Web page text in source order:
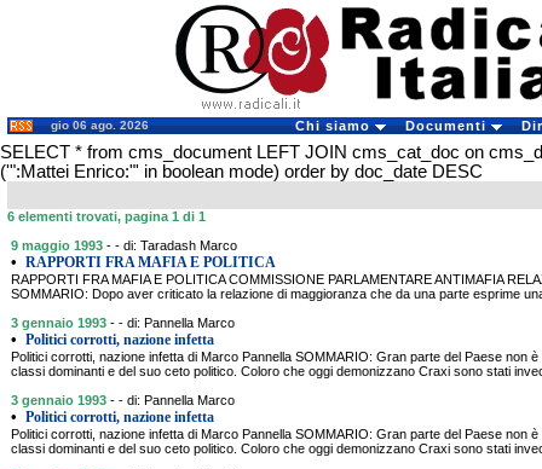
gio 06 ago. 2026 Chi siamo Documenti
SELECT * from cms_document LEFT JOIN cms_cat_doc on
('":Mattei Enrico:"' in boolean mode) order by doc_date DESC
6 elementi trovati, pagina 1 di 1
9 maggio 1993 - - di: Taradash Marco
• RAPPORTI FRA MAFIA E POLITICA
RAPPORTI FRA MAFIA E POLITICA COMMISSIONE PARLAMENTARE ANTIMAFIA
SOMMARIO: Dopo aver criticato la relazione di maggioranza che da una parte esprime
3 gennaio 1993 - - di: Pannella Marco
• Politici corrotti, nazione infetta
Politici corrotti, nazione infetta di Marco Pannella SOMMARIO: Gran parte del Paese non
classi dominanti e del suo ceto politico. Coloro che oggi demonizzano Craxi sono stati
3 gennaio 1993 - - di: Pannella Marco
• Politici corrotti, nazione infetta
Politici corrotti, nazione infetta di Marco Pannella SOMMARIO: Gran parte del Paese non
classi dominanti e del suo ceto politico. Coloro che oggi demonizzano Craxi sono stati